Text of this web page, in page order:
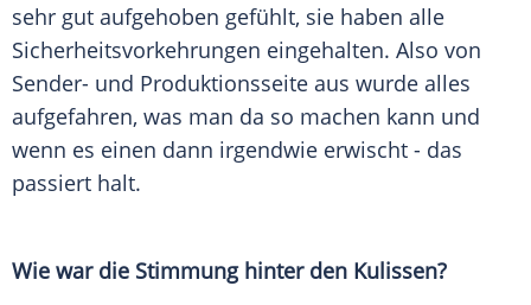
sehr gut aufgehoben gefühlt, sie haben alle
Sicherheitsvorkehrungen eingehalten. Also von
Sender- und Produktionsseite aus wurde alles
aufgefahren, was man da so machen kann und
wenn es einen dann irgendwie erwischt - das
passiert halt.
Wie war die Stimmung hinter den Kulissen?